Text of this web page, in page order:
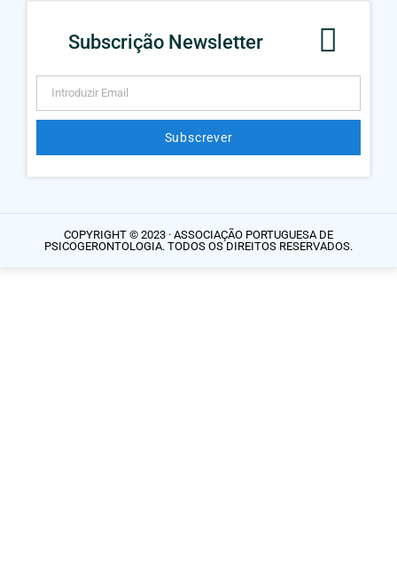
Subscrição Newsletter
Subscrever
COPYRIGHT © 2023 · ASSOCIAÇÃO PORTUGUESA DE
PSICOGERONTOLOGIA. TODOS OS DIREITOS RESERVADOS.